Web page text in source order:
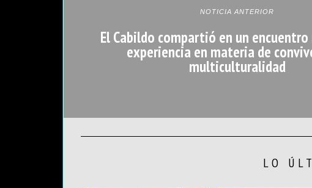
NOTICIA ANTERIOR
El Cabildo compartió en un
experiencia en materia de
multiculturalidad
LO